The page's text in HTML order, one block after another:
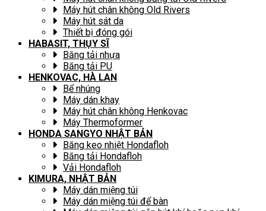
Máy hút chân không Old Rivers
Máy hút sát da
Thiết bị đóng gói
HABASIT, THỤY SĨ
Băng tải nhựa
Băng tải PU
HENKOVAC, HÀ LAN
Bể nhúng
Máy dán khay
Máy hút chân không Henkovac
Máy Thermoformer
HONDA SANGYO NHẬT BẢN
Băng keo nhiệt Hondafloh
Băng tải Hondafloh
Vải Hondafloh
KIMURA, NHẬT BẢN
Máy dán miệng túi
Máy dán miệng túi để bàn